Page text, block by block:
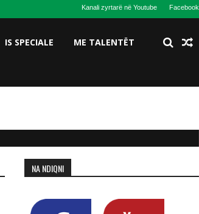
Kanali zyrtarë në Youtube Facebook
IS SPECIALE ME TALENTËT
NA NDIQNI